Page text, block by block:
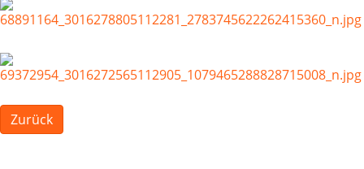
Zurück